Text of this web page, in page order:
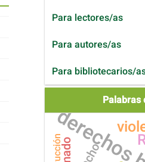
Para lectores/as
Para autores/as
Para bibliotecarios/
Palabras